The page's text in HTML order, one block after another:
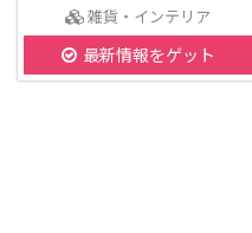
雑貨・インテリア
最新情報をゲット